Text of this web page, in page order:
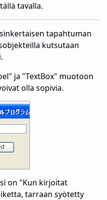
tavalla.
tapahtuman
kutsutaan
ja "TextBox" muotoon
olla sopivia.
on "Kun kirjoitat
tarraan syötetty